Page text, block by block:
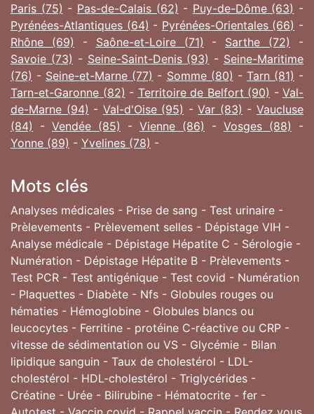
Paris (75) - Pas-de-Calais (62) - Puy-de-Dôme (63) -
Pyrénées-Atlantiques (64) - Pyrénées-Orientales (66) -
Rhône (69) - Saône-et-Loire (71) - Sarthe (72)
-
Savoie (73) - Seine-Saint-Denis (93) - Seine-Maritime
(76) - Seine-et-Marne (77) - Somme (80) - Tarn (81) -
Tarn-et-Garonne (82) - Territoire de Belfort (90) - Val-
de-Marne (94) - Val-d'Oise (95) -Var (83) -Vaucluse
(84) - Vendée (85) - Vienne (86) - Vosges (88) -
Yonne (89) - Yvelines (78) -
Mots clés
Analyses médicales - Prise de sang - Test urinaire -
Prèlevements - Prèlevement selles - Dépistage VIH -
Analyse médicale - Dépistage Hépatite C - Sérologie -
Numération - Dépistage Hépatite B - Prèlevements -
Test PCR - Test antigénique - Test covid - Numération
- Plaquettes - Diabète - Nfs - Globules rouges ou
hématies - Hémoglobine - Globules blancs ou
leucocytes - Ferritine - protéine C-réactive ou CRP -
vitesse de sédimentation ou VS - Glycémie - Bilan
lipidique sanguin - Taux de cholestérol - LDL-
cholestérol - HDL-cholestérol - Triglycérides -
Créatine - Urée - Bilirubine - Hématocrite - fer -